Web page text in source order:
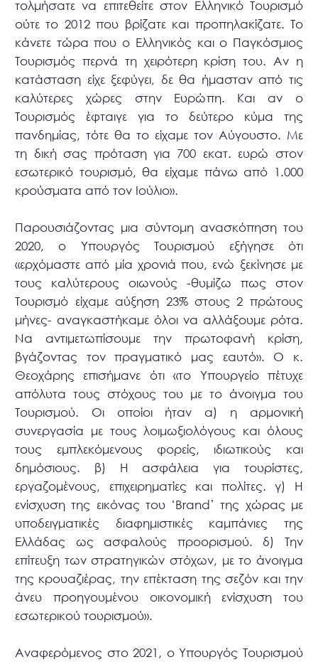
τολμήσατε να επιτεθείτε στον Ελληνικό Τουρισμό
ούτε το 2012 που βρίζατε και προπηλακίζατε. Το
κάνετε τώρα που ο Ελληνικός και ο Παγκόσμιος
Τουρισμός περνά τη χειρότερη κρίση του. Αν η
κατάσταση είχε ξεφύγει, δε θα ήμασταν από τις
καλύτερες χώρες στην Ευρώπη. Και αν ο
Τουρισμός έφταιγε για το δεύτερο κύμα της
πανδημίας, τότε θα το είχαμε τον Αύγουστο. Με
τη δική σας πρόταση για 700 εκατ. ευρώ στον
εσωτερικό τουρισμό, θα είχαμε πάνω από 1.000
κρούσματα από τον Ιούλιο».
Παρουσιάζοντας μια σύντομη ανασκόπηση του
2020, ο Υπουργός Τουρισμού εξήγησε ότι
«ερχόμαστε από μία χρονιά που, ενώ ξεκίνησε με
τους καλύτερους οιωνούς -θυμίζω πως στον
Τουρισμό είχαμε αύξηση 23% στους 2 πρώτους
μήνες- αναγκαστήκαμε όλοι να αλλάξουμε ρότα.
Να αντιμετωπίσουμε την πρωτοφανή κρίση,
βγάζοντας τον πραγματικό μας εαυτό». Ο κ.
Θεοχάρης επισήμανε ότι «το Υπουργείο πέτυχε
απόλυτα τους στόχους του με το άνοιγμα του
Τουρισμού. Οι οποίοι ήταν α) η αρμονική
συνεργασία με τους λοιμωξιολόγους και όλους
τους εμπλεκόμενους φορείς, ιδιωτικούς και
δημόσιους. β) Η ασφάλεια για τουρίστες,
εργαζομένους, επιχειρηματίες και πολίτες. γ) Η
ενίσχυση της εικόνας του ‘Brand’ της χώρας με
υποδειγματικές διαφημιστικές καμπάνιες της
Ελλάδας ως ασφαλούς προορισμού. δ) Την
επίτευξη των στρατηγικών στόχων, με το άνοιγμα
της κρουαζιέρας, την επέκταση της σεζόν και την
άνευ προηγουμένου οικονομική ενίσχυση του
εσωτερικού τουρισμού».
Αναφερόμενος στο 2021, ο Υπουργός Τουρισμού